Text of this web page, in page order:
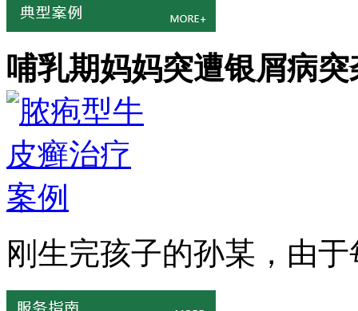
哺乳期妈妈突遭银屑病
刚生完孩子的孙某，由